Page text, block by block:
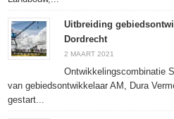
Uitbreiding
Dordrecht
2 MAART 2021
Ontwikkelingscombinatie
van gebiedsontwikkelaar AM, Dura
gestart...